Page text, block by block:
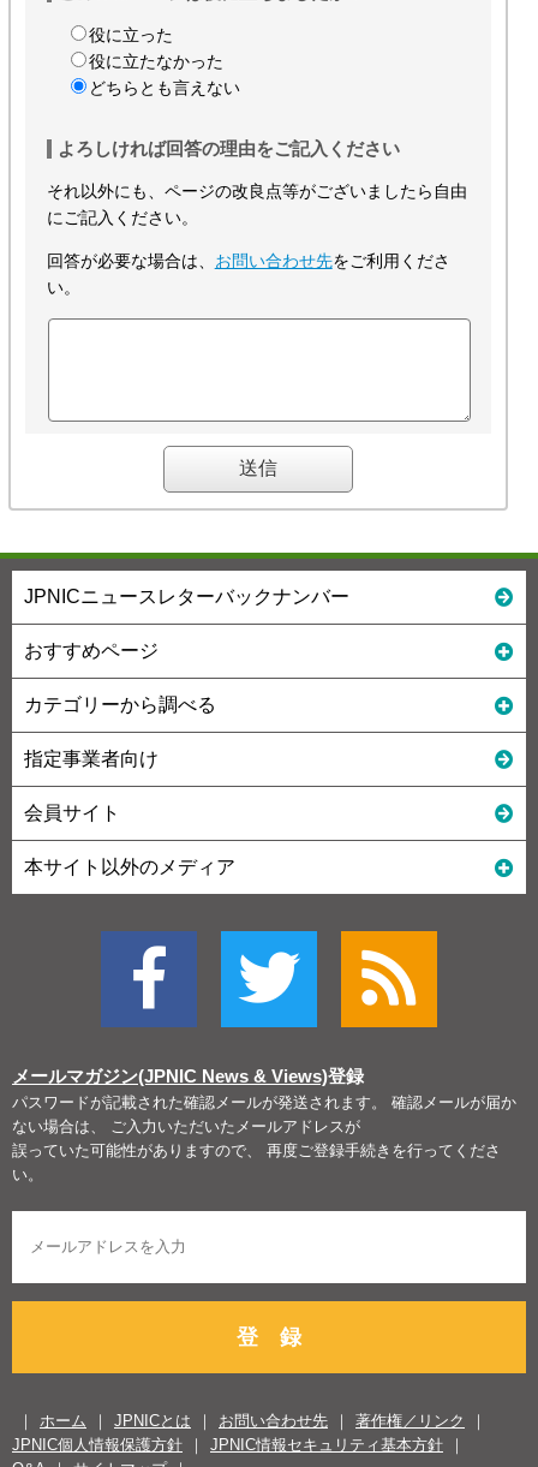
役に立った
役に立たなかった
どちらとも言えない
よろしければ回答の理由をご記入ください
それ以外にも、ページの改良点等がございましたら自由
にご記入ください。
回答が必要な場合は、 お問い合わせ先をご利用くださ
い。
JPNICニュースレターバックナンバー
おすすめページ
カテゴリーから調べる
指定事業者向け
会員サイト
本サイト以外のメディア
メールマガジン(JPNIC News & Views)登録
パスワードが記載された確認メールが発送されます。 確認メールが届か
ない場合は、 ご入力いただいたメールアドレスが
誤っていた可能性がありますので、 再度ご登録手続きを行ってくださ
い。
登 録
ホーム JPNICとは お問い合わせ先
著作権／リンク
JPNIC個人情報保護方針
JPNIC情報セキュリティ基本方針